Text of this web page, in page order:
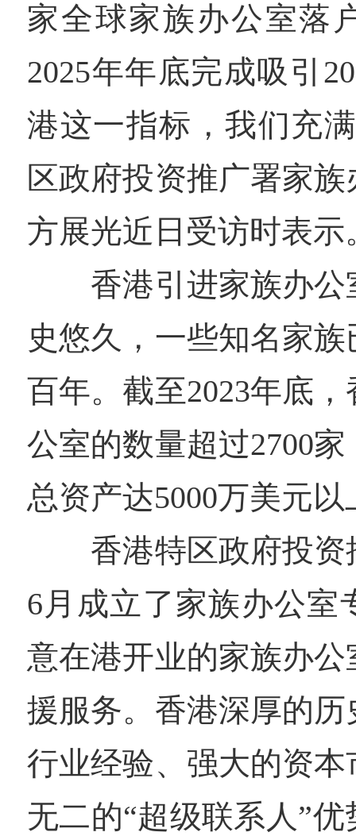
家全球家族办公室落
2025年年底完成吸引
港这一指标，我们充
区政府投资推广署家
方展光近日受访时表示
香港引进家族办公
史悠久，一些知名家
百年。截至2023年底
公室的数量超过2700
总资产达5000万美元以
香港特区政府投资
6月成立了家族办公室
意在港开业的家族办
援服务。香港深厚的
行业经验、强大的资
无二的“超级联系人”